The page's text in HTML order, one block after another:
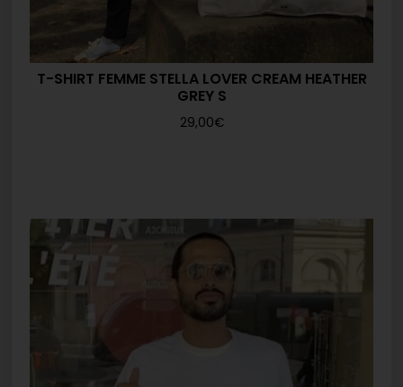
T-SHIRT FEMME STELLA LOVER CREAM HEATHER
GREY S
29,00€